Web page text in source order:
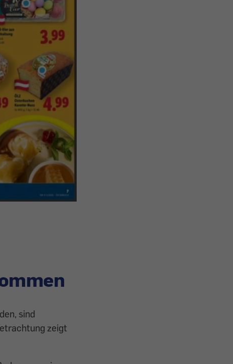
sind
zeigt